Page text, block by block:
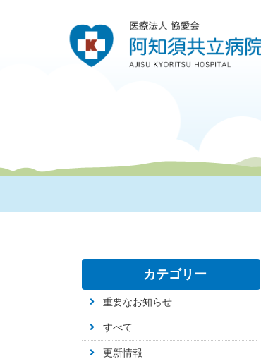
カテゴリー
重要なお知らせ
すべて
更新情報